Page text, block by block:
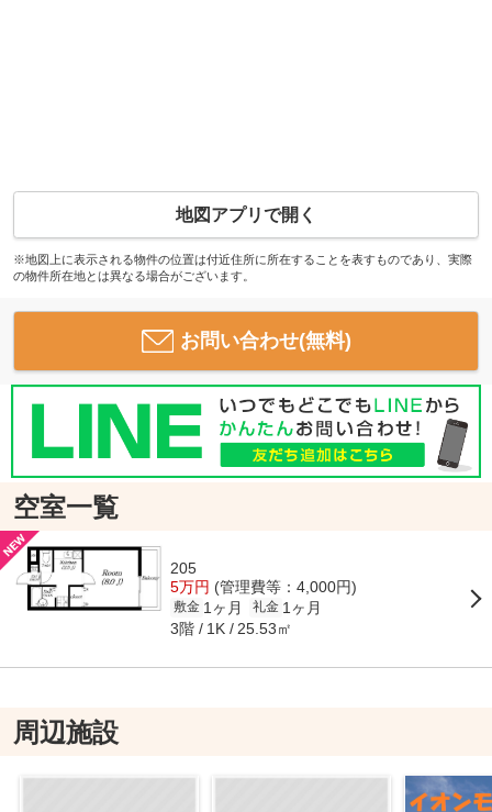
地図アプリで開く
※地図上に表示される物件の位置は付近住所に所在することを表すものであり、実際
の物件所在地とは異なる場合がございます。
お問い合わせ(無料)
空室一覧
205
5万円 (管理費等：4,000円)
敷金 1ヶ月 礼金 1ヶ月
3階 1K 25.53㎡
周辺施設